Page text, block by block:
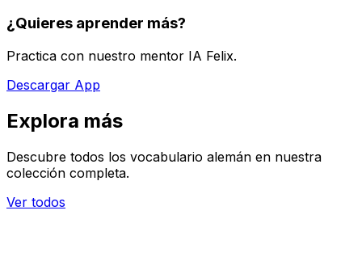
¿Quieres aprender más?
Practica con nuestro mentor IA Felix.
Descargar App
Explora más
Descubre todos los vocabulario alemán en nuestra
colección completa.
Ver todos